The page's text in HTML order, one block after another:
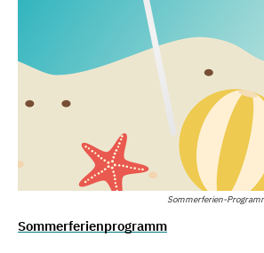
Sommerferien-
Sommerferienprogramm